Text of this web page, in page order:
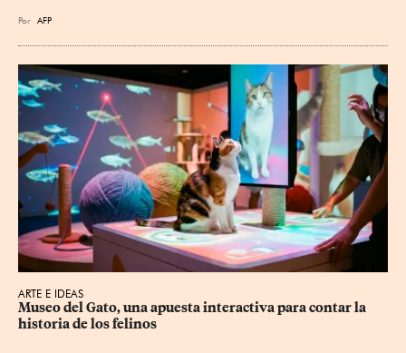
Por AFP
ARTE E IDEAS
Museo del Gato, una apuesta interactiva para contar la
historia de los felinos